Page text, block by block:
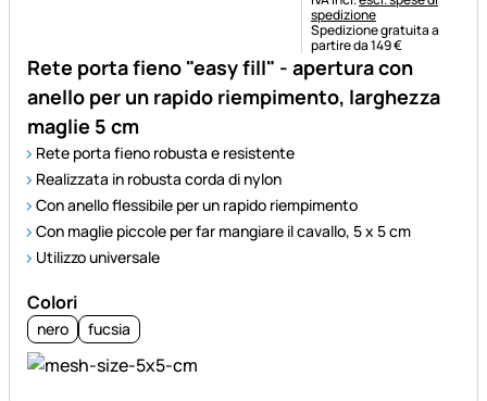
Rete porta fieno "easy fill" - apertura con
anello per un rapido riempimento, larghezza
maglie 5 cm
Rete porta fieno robusta e resistente
Realizzata in robusta corda di nylon
Con anello flessibile per un rapido riempimento
Con maglie piccole per far mangiare il cavallo, 5 x 5 cm
Utilizzo universale
Colori
nero fucsia
spedizione
Spedizione gratuita a
partire da 149 €